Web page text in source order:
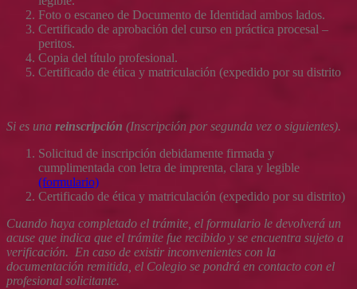
Foto o escaneo de Documento de Identidad ambos lados.
Certificado de aprobación del curso en práctica procesal –
peritos.
Copia del título profesional.
Certificado de ética y matriculación (expedido por su distrito
Si es una reinscripción (Inscripción por segunda vez o siguientes).
Solicitud de inscripción debidamente firmada y
cumplimentada con letra de imprenta, clara y legible
(formulario)
Certificado de ética y matriculación (expedido por su distrito)
Cuando haya completado el trámite, el formulario le devolverá un
acuse que indica que el trámite fue recibido y se encuentra sujeto a
verificación. En caso de existir inconvenientes con la
documentación remitida, el Colegio se pondrá en contacto con el
profesional solicitante.